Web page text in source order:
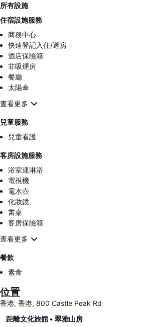
所有設施
住宿設施服務
商務中心
快速登記入住/退房
酒店保險箱
非吸煙房
餐廳
太陽傘
查看更多
兒童服務
兒童看護
客房設施服務
浴室連淋浴
電視機
電水壺
化妝鏡
書桌
客房保險箱
查看更多
餐飲
素食
位置
香港, 香港, 800 Castle Peak Rd
距離文化旅館 • 翠雅山房